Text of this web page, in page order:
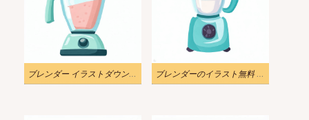
ブレンダー イラストダウンロード ブレンダーのイラスト無料 PNG 画像